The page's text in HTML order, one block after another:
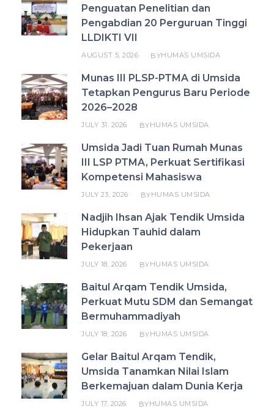
Penguatan Penelitian dan
Pengabdian 20 Perguruan Tinggi
LLDIKTI VII
AUGUST 5, 2026 BYHUMAS UMSIDA
Munas III PLSP-PTMA di Umsida
Tetapkan Pengurus Baru Periode
2026–2028
JULY 31, 2026 BYHUMAS UMSIDA
Umsida Jadi Tuan Rumah Munas
III LSP PTMA, Perkuat Sertifikasi
Kompetensi Mahasiswa
JULY 23, 2026 BYHUMAS UMSIDA
Nadjih Ihsan Ajak Tendik Umsida
Hidupkan Tauhid dalam
Pekerjaan
JULY 18, 2026 BYHUMAS UMSIDA
Baitul Arqam Tendik Umsida,
Perkuat Mutu SDM dan Semangat
Bermuhammadiyah
JULY 18, 2026 BYHUMAS UMSIDA
Gelar Baitul Arqam Tendik,
Umsida Tanamkan Nilai Islam
Berkemajuan dalam Dunia Kerja
JULY 17, 2026 BYHUMAS UMSIDA